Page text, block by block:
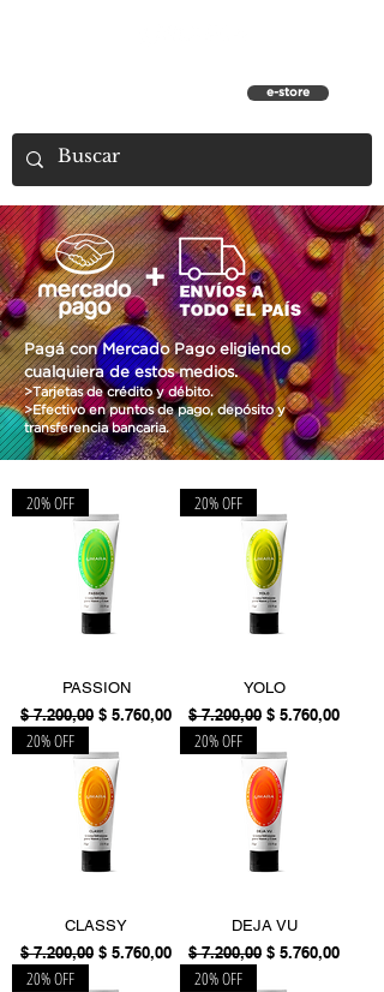
e-store
Pagá con Mercado Pago eligiendo
cualquiera de estos medios.
>Tarjetas de crédito y débito.
>Efectivo en puntos de pago, depósito y
transferencia bancaria.
20% OFF
PASSION
Precio
$ 7.200,00 Precio de oferta
$ 5.760,00
20% OFF
YOLO
Precio
$ 7.200,00 Precio de oferta
$ 5.760,00
20% OFF
CLASSY
Precio
$ 7.200,00 Precio de oferta
$ 5.760,00
20% OFF
DEJA VU
Precio
$ 7.200,00 Precio de oferta
$ 5.760,00
20% OFF 20% OFF